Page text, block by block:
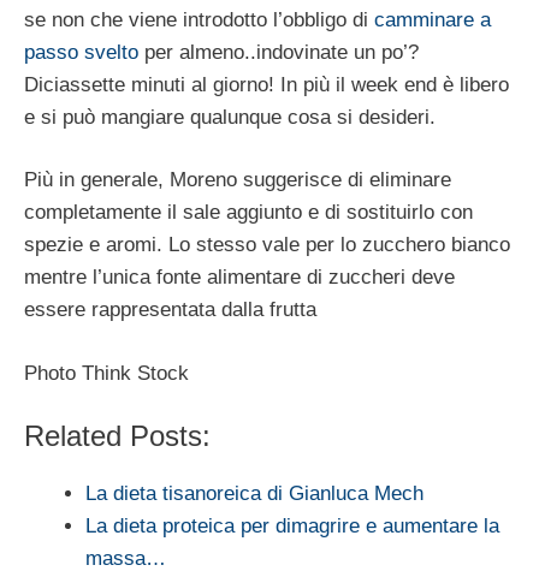
se non che viene introdotto l’obbligo di camminare a
passo svelto per almeno..indovinate un po’?
Diciassette minuti al giorno! In più il week end è libero
e si può mangiare qualunque cosa si desideri.
Più in generale, Moreno suggerisce di eliminare
completamente il sale aggiunto e di sostituirlo con
spezie e aromi. Lo stesso vale per lo zucchero bianco
mentre l’unica fonte alimentare di zuccheri deve
essere rappresentata dalla frutta
Photo Think Stock
Related Posts:
La dieta tisanoreica di Gianluca Mech
La dieta proteica per dimagrire e aumentare la
massa…